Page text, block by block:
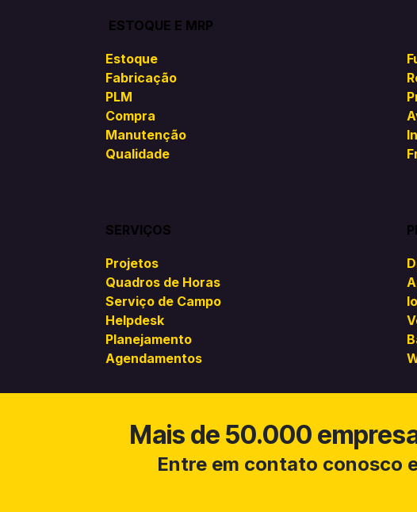
ESTOQUE E MRP
Estoque
Fabricação
PLM
Compra
Manutenção
Qualidade
SERVIÇOS
Projetos
Quadros de Horas
Serviço de Campo
Helpdesk
Planejamento
Agendamentos
Mais de 50.000
Entre em contato conosco